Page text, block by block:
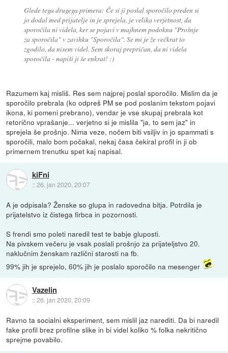
Glede tega drugega primera: Če si ji poslal sporočilo preden si
jo dodal med prijatelje in je sprejela, je velika verjetnost, da
sporočila ni videla, ker se pojavi v majhnem podoknu "Prošnje
za sporočila" v zavihku "Sporočila". Se mi je že večkrat to
zgodilo, da nisem videl. Sem skoraj prepričan, da ni videla
sporočila - napiši ji še enkrat! :)
Razumem kaj misliš. Res sem najprej poslal sporočilo. Mislim da je
sporočilo prebrala (ko odpreš PM se pod poslanim tekstom pojavi
ikona, ki pomeni prebrano), vendar je vse skupaj prebrala kot
retorično vprašanje... verjetno si je mislila "ja, to sem jaz" in
sprejela še prošnjo. Nima veze, nočem biti vsiljiv in jo spammati s
sporočili, malo bom počakal, nekaj časa čekiral profil in ji ob
primernem trenutku spet kaj napisal.
kiFni
::26. jan 2020, 20:07
A je odpisala? Ženske so glupa in radovedna bitja. Potrdila je
prijatelstvo iz čistega firbca in pozornosti.
S frendi smo poleti naredil test te babje gluposti.
Na pivskem večeru je vsak poslali prošnjo za prijateljstvo 20.
naklučnim ženskam različni starosti na fb.
99% jih je sprejelo, 60% jih je poslalo sporočilo na mesenger
Vazelin
::26. jan 2020, 20:09
Ravno ta socialni eksperiment, sem mislil jaz narediti. Da bi naredil
fake profil brez profilne slike in bi videl koliko % folka nekritično
sprejme povabilo.